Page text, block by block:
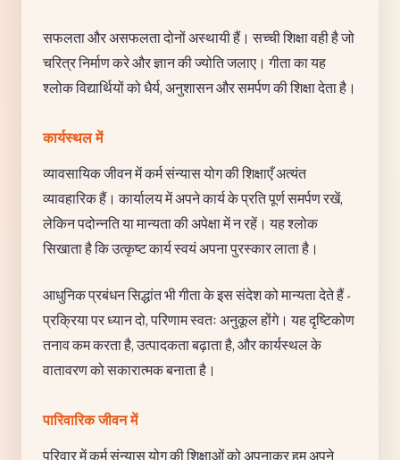
सफलता और असफलता दोनों अस्थायी हैं। सच्ची शिक्षा वही है जो
चरित्र निर्माण करे और ज्ञान की ज्योति जलाए। गीता का यह
श्लोक विद्यार्थियों को धैर्य, अनुशासन और समर्पण की शिक्षा देता है।
कार्यस्थल में
व्यावसायिक जीवन में कर्म संन्यास योग की शिक्षाएँ अत्यंत
व्यावहारिक हैं। कार्यालय में अपने कार्य के प्रति पूर्ण समर्पण रखें,
लेकिन पदोन्नति या मान्यता की अपेक्षा में न रहें। यह श्लोक
सिखाता है कि उत्कृष्ट कार्य स्वयं अपना पुरस्कार लाता है।
आधुनिक प्रबंधन सिद्धांत भी गीता के इस संदेश को मान्यता देते हैं -
प्रक्रिया पर ध्यान दो, परिणाम स्वतः अनुकूल होंगे। यह दृष्टिकोण
तनाव कम करता है, उत्पादकता बढ़ाता है, और कार्यस्थल के
वातावरण को सकारात्मक बनाता है।
पारिवारिक जीवन में
परिवार में कर्म संन्यास योग की शिक्षाओं को अपनाकर हम अपने